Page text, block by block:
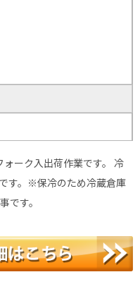
ーク入出荷作業です。 冷
す。※保冷のため冷蔵倉庫
です。